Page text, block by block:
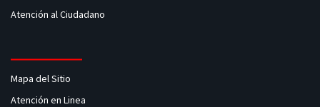
Atención al Ciudadano
Mapa del Sitio
Atención en Linea